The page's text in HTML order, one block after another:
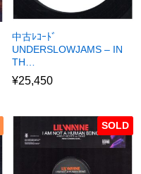
中古ﾚｺｰﾄﾞ
UNDERSLOWJAMS – IN
TH…
¥25,450
SOLD